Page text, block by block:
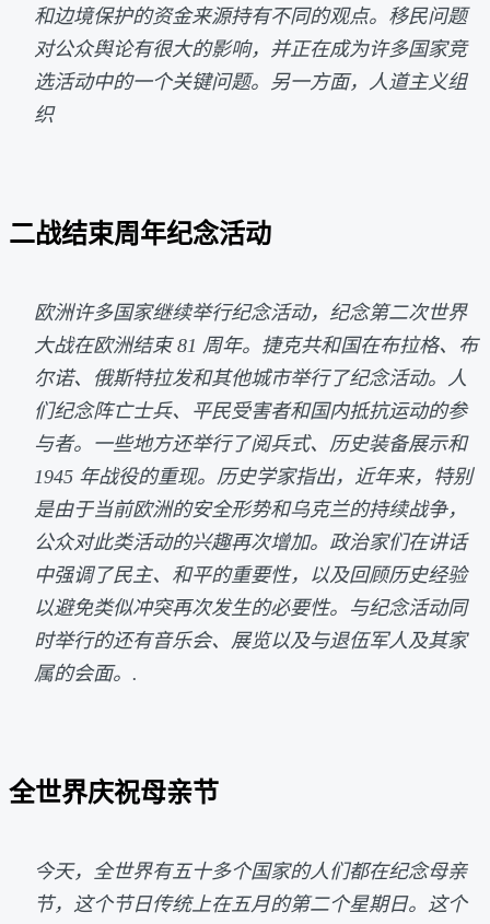
和边境保护的资金来源持有不同的观点。移民问题
对公众舆论有很大的影响，并正在成为许多国家竞
选活动中的一个关键问题。另一方面，人道主义组
织
二战结束周年纪念活动
欧洲许多国家继续举行纪念活动，纪念第二次世界
大战在欧洲结束 81 周年。捷克共和国在布拉格、布
尔诺、俄斯特拉发和其他城市举行了纪念活动。人
们纪念阵亡士兵、平民受害者和国内抵抗运动的参
与者。一些地方还举行了阅兵式、历史装备展示和
1945 年战役的重现。历史学家指出，近年来，特别
是由于当前欧洲的安全形势和乌克兰的持续战争，
公众对此类活动的兴趣再次增加。政治家们在讲话
中强调了民主、和平的重要性，以及回顾历史经验
以避免类似冲突再次发生的必要性。与纪念活动同
时举行的还有音乐会、展览以及与退伍军人及其家
属的会面。.
全世界庆祝母亲节
今天，全世界有五十多个国家的人们都在纪念母亲
节，这个节日传统上在五月的第二个星期日。这个